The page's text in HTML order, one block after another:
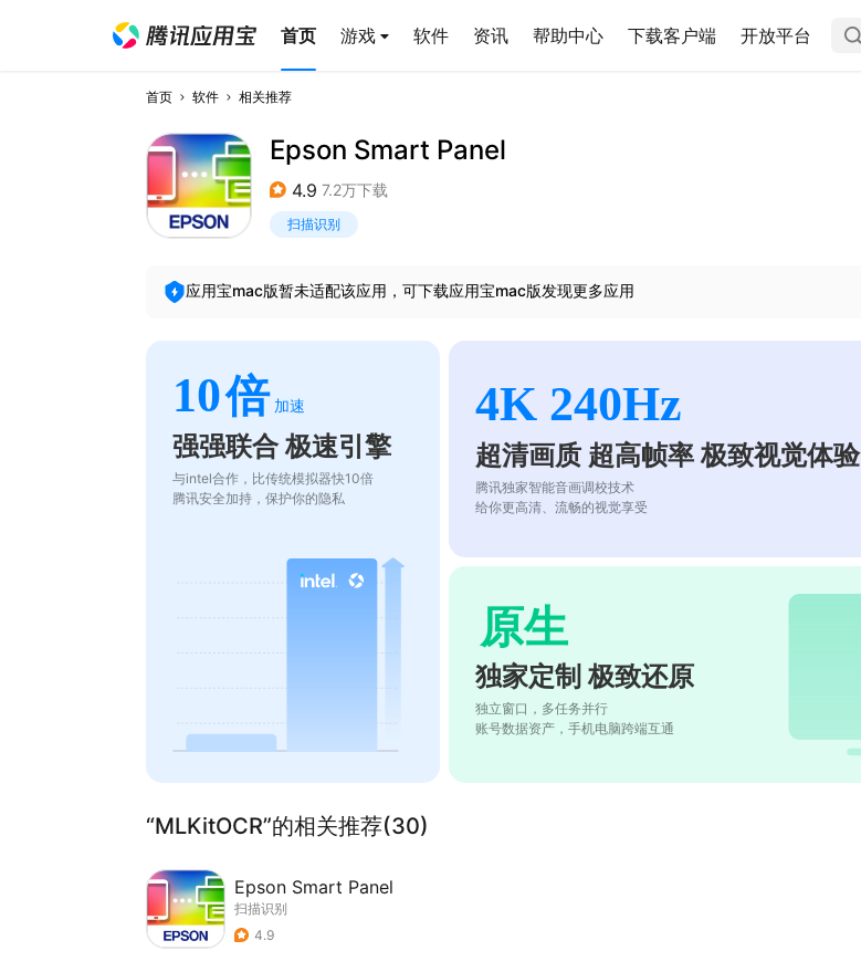
首页 游戏 软件 资讯 帮助中心 下载客户端 开放平台
首页 软件 相关推荐
Epson Smart Panel
4.9 7.2万下载
扫描识别
应用宝mac版暂未适配该应用，可下载应用宝mac版发现更多应用
10倍 加速
强强联合 极速引擎
与intel合作，比传统模拟器快10倍
腾讯安全加持，保护你的隐私
4K 240Hz
超清画质 超高帧率 极致视觉体验
腾讯独家智能音画调校技术
给你更高清、流畅的视觉享受
原生
独家定制 极致还原
独立窗口，多任务并行
账号数据资产，手机电脑跨端互通
“MLKitOCR”的相关推荐(30)
Epson Smart Panel
扫描识别
4.9